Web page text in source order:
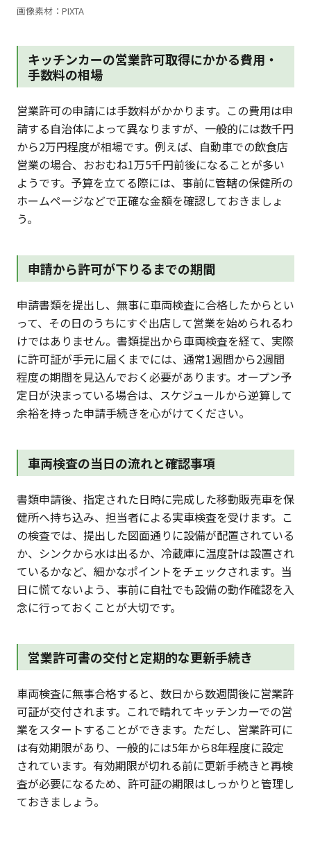
画像素材：PIXTA
キッチンカーの営業許可取得にかかる費用・
手数料の相場
営業許可の申請には手数料がかかります。この費用は申
請する自治体によって異なりますが、一般的には数千円
から2万円程度が相場です。例えば、自動車での飲食店
営業の場合、おおむね1万5千円前後になることが多い
ようです。予算を立てる際には、事前に管轄の保健所の
ホームページなどで正確な金額を確認しておきましょ
う。
申請から許可が下りるまでの期間
申請書類を提出し、無事に車両検査に合格したからとい
って、その日のうちにすぐ出店して営業を始められるわ
けではありません。書類提出から車両検査を経て、実際
に許可証が手元に届くまでには、通常1週間から2週間
程度の期間を見込んでおく必要があります。オープン予
定日が決まっている場合は、スケジュールから逆算して
余裕を持った申請手続きを心がけてください。
車両検査の当日の流れと確認事項
書類申請後、指定された日時に完成した移動販売車を保
健所へ持ち込み、担当者による実車検査を受けます。こ
の検査では、提出した図面通りに設備が配置されている
か、シンクから水は出るか、冷蔵庫に温度計は設置され
ているかなど、細かなポイントをチェックされます。当
日に慌てないよう、事前に自社でも設備の動作確認を入
念に行っておくことが大切です。
営業許可書の交付と定期的な更新手続き
車両検査に無事合格すると、数日から数週間後に営業許
可証が交付されます。これで晴れてキッチンカーでの営
業をスタートすることができます。ただし、営業許可に
は有効期限があり、一般的には5年から8年程度に設定
されています。有効期限が切れる前に更新手続きと再検
査が必要になるため、許可証の期限はしっかりと管理し
ておきましょう。